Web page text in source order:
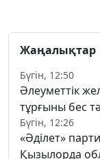
Жаңалықтар
Бүгін, 12:50
Әлеуметтік
тұрғыны бес
Бүгін, 12:26
«Әділет»
Қызылорда